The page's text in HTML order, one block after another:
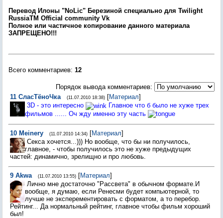
Перевод Илоны "NoLic" Березиной специально для Twilight
RussiaTM Оfficial community Vk
Пoлнoe или чacтичнoe кoпиpoвaниe дaннoгo мaтepиaлa
ЗАПРЕЩЕНО!!!
Всего комментариев: 12
Порядок вывода комментариев:
11 СласТёноЧка (11.07.2010 18:38) [Материал]
3D - это интересно
Главное что б было не хуже трех
фильмов ...... Оч жду именно эту часть
10 Meinery (11.07.2010 14:34) [Материал]
Секса хочется...))) Но вообще, что бы ни получилось,
главное, - чтобы получилось это не хуже предыдущих
частей: динамично, зрелищно и про любовь.
9 Akwa (11.07.2010 13:55) [Материал]
Лично мне достаточно "Рассвета" в обычном формате.И
вообще, я думаю, если Ренесми будет компьютерной, то
лучше не эксперементировать с форматом, а то перебор.
Рейтинг... Да нормальный рейтинг, главное чтобы фильм хороший
был!